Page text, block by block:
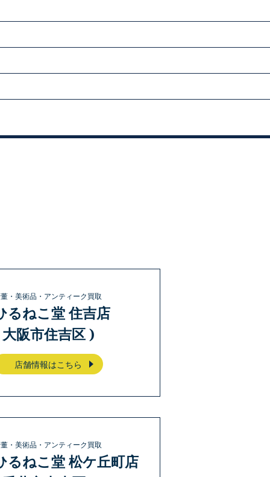
・美術品・アンティーク買取
るねこ堂 住吉店
阪市住吉区 )
店舗情報はこちら
・美術品・アンティーク買取
るねこ堂 松ケ丘町店